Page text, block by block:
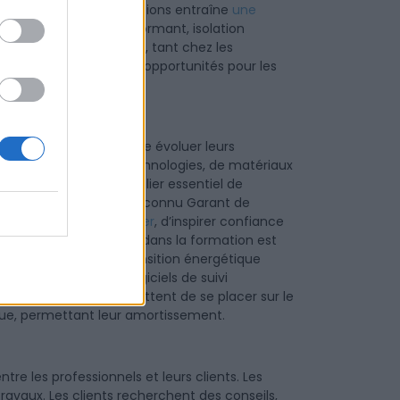
des réglementations entraîne une
Chauffage performant, isolation
les besoins explosent, tant chez les
crée de nombreuses opportunités pour les
doivent faire évoluer leurs
de nouvelles technologies, de matériaux
devient donc un pilier essentiel de
le label RGE (Reconnu Garant de
de se différencier, d’inspirer confiance
financières. Investir dans la formation est
s’adapter à la transition énergétique
: nouveaux outils, logiciels de suivi
permettent de se placer sur le
permettant leur amortissement.
les professionnels et leurs clients. Les
Les clients recherchent des conseils,